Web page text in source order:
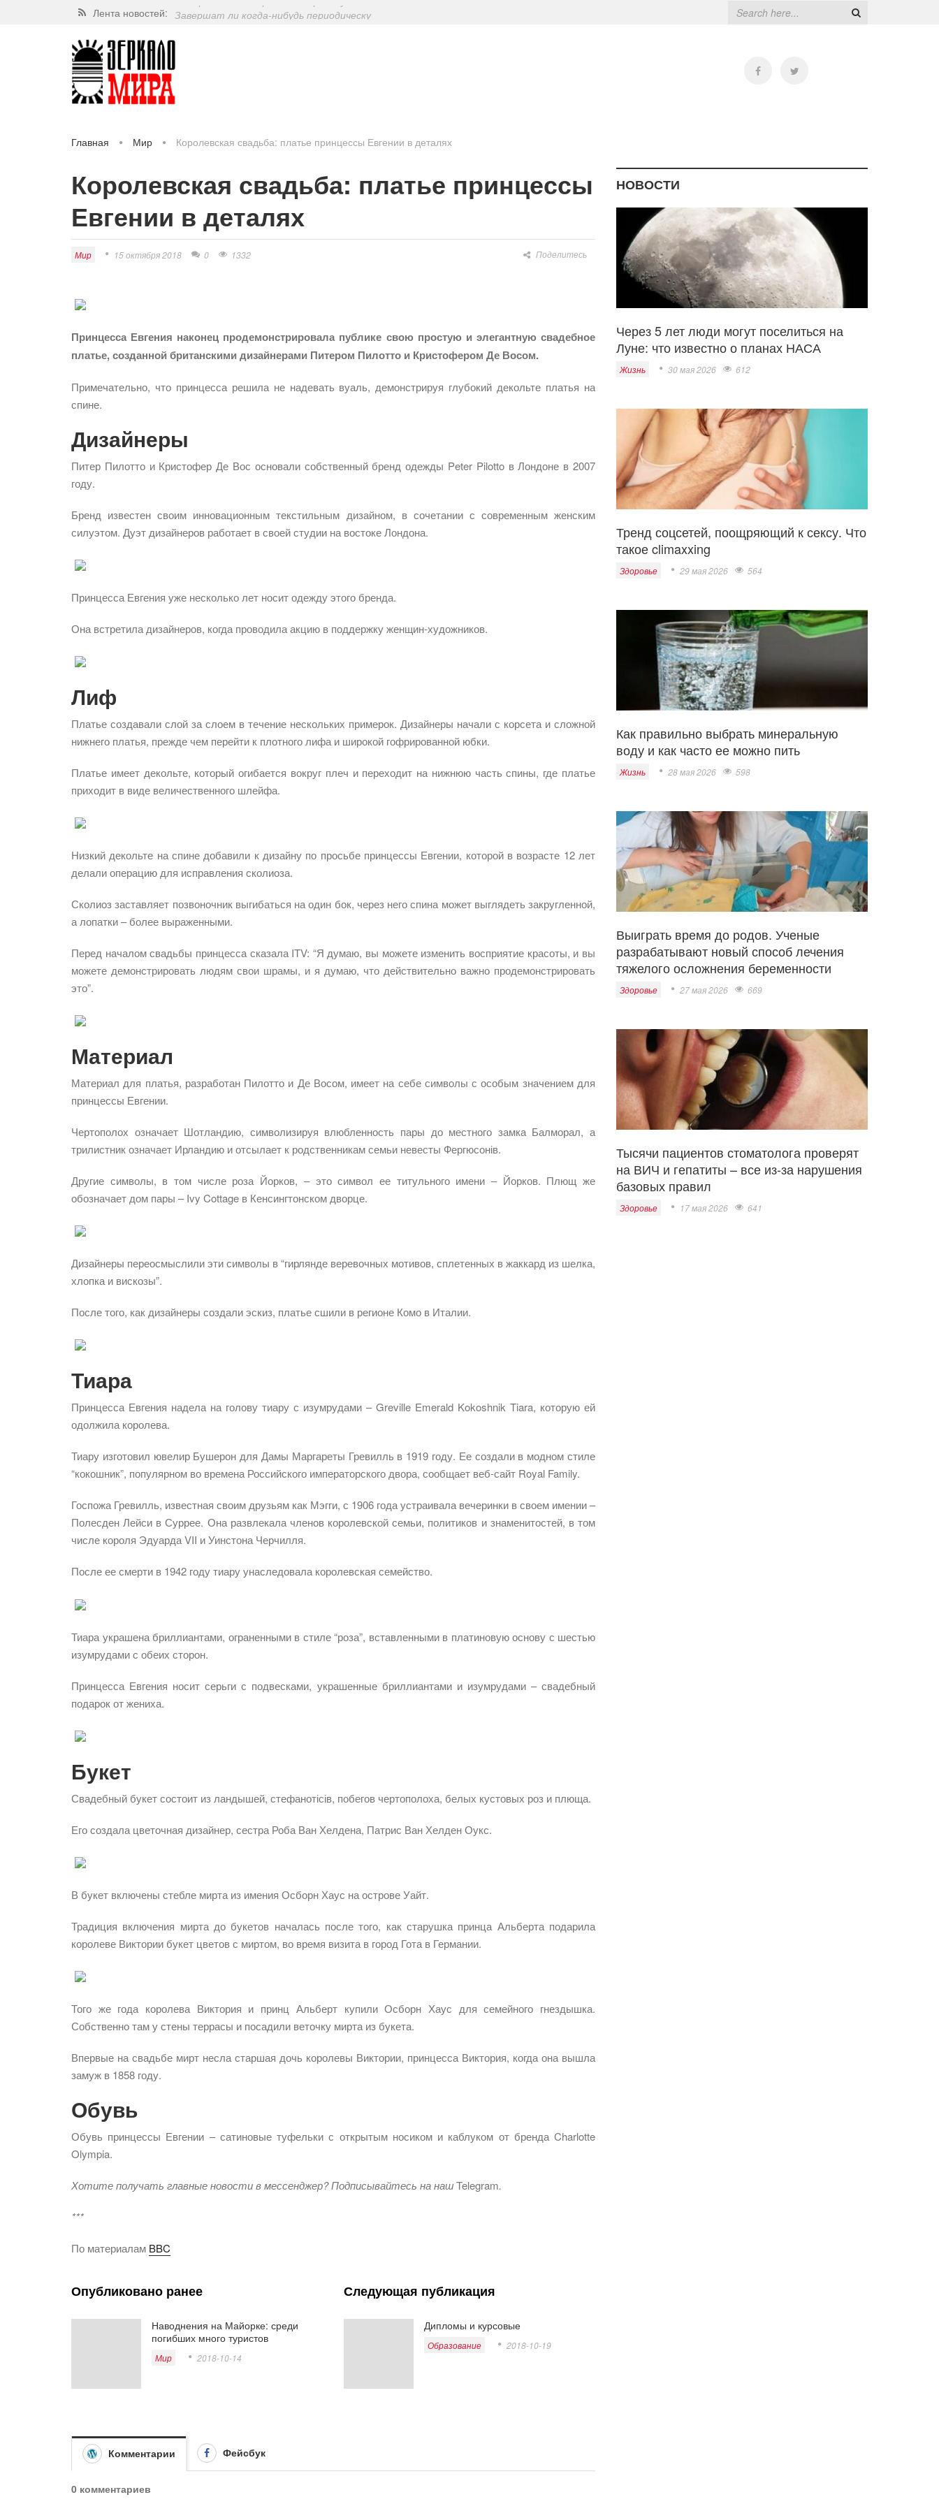
Лента новостей:
Завершат ли когда-нибудь периодическу
Через 5 лет люди могут поселиться на Лу
Главная Мир Королевская свадьба: платье принцессы Евгении в деталях
Королевская свадьба: платье принцессы
Евгении в деталях
Мир 15 октября 2018 0 1332 Поделитесь
Принцесса Евгения наконец продемонстрировала публике свою простую и элегантную свадебное
платье, созданной британскими дизайнерами Питером Пилотто и Кристофером Де Восом.
Примечательно, что принцесса решила не надевать вуаль, демонстрируя глубокий декольте платья на
спине.
Дизайнеры
Питер Пилотто и Кристофер Де Вос основали собственный бренд одежды Peter Pilotto в Лондоне в 2007
году.
Бренд известен своим инновационным текстильным дизайном, в сочетании с современным женским
силуэтом. Дуэт дизайнеров работает в своей студии на востоке Лондона.
Принцесса Евгения уже несколько лет носит одежду этого бренда.
Она встретила дизайнеров, когда проводила акцию в поддержку женщин-художников.
Лиф
Платье создавали слой за слоем в течение нескольких примерок. Дизайнеры начали с корсета и сложной
нижнего платья, прежде чем перейти к плотного лифа и широкой гофрированной юбки.
Платье имеет декольте, который огибается вокруг плеч и переходит на нижнюю часть спины, где платье
приходит в виде величественного шлейфа.
Низкий декольте на спине добавили к дизайну по просьбе принцессы Евгении, которой в возрасте 12 лет
делали операцию для исправления сколиоза.
Сколиоз заставляет позвоночник выгибаться на один бок, через него спина может выглядеть закругленной,
а лопатки – более выраженными.
Перед началом свадьбы принцесса сказала ITV: “Я думаю, вы можете изменить восприятие красоты, и вы
можете демонстрировать людям свои шрамы, и я думаю, что действительно важно продемонстрировать
это”.
Материал
Материал для платья, разработан Пилотто и Де Восом, имеет на себе символы с особым значением для
принцессы Евгении.
Чертополох означает Шотландию, символизируя влюбленность пары до местного замка Балморал, а
трилистник означает Ирландию и отсылает к родственникам семьи невесты Фергюсонів.
Другие символы, в том числе роза Йорков, – это символ ее титульного имени – Йорков. Плющ же
обозначает дом пары – Ivy Cottage в Кенсингтонском дворце.
Дизайнеры переосмыслили эти символы в “гирлянде веревочных мотивов, сплетенных в жаккард из шелка,
хлопка и вискозы”.
После того, как дизайнеры создали эскиз, платье сшили в регионе Комо в Италии.
Тиара
Принцесса Евгения надела на голову тиару с изумрудами – Greville Emerald Kokoshnik Tiara, которую ей
одолжила королева.
Тиару изготовил ювелир Бушерон для Дамы Маргареты Гревилль в 1919 году. Ее создали в модном стиле
“кокошник”, популярном во времена Российского императорского двора, сообщает веб-сайт Royal Family.
Госпожа Гревилль, известная своим друзьям как Мэгги, с 1906 года устраивала вечеринки в своем имении –
Полесден Лейси в Суррее. Она развлекала членов королевской семьи, политиков и знаменитостей, в том
числе короля Эдуарда VII и Уинстона Черчилля.
После ее смерти в 1942 году тиару унаследовала королевская семейство.
Тиара украшена бриллиантами, ограненными в стиле “роза”, вставленными в платиновую основу с шестью
изумрудами с обеих сторон.
Принцесса Евгения носит серьги с подвесками, украшенные бриллиантами и изумрудами – свадебный
подарок от жениха.
Букет
Свадебный букет состоит из ландышей, стефанотісів, побегов чертополоха, белых кустовых роз и плюща.
Его создала цветочная дизайнер, сестра Роба Ван Хелдена, Патрис Ван Хелден Оукс.
В букет включены стебле мирта из имения Осборн Хаус на острове Уайт.
Традиция включения мирта до букетов началась после того, как старушка принца Альберта подарила
королеве Виктории букет цветов с миртом, во время визита в город Гота в Германии.
Того же года королева Виктория и принц Альберт купили Осборн Хаус для семейного гнездышка.
Собственно там у стены террасы и посадили веточку мирта из букета.
Впервые на свадьбе мирт несла старшая дочь королевы Виктории, принцесса Виктория, когда она вышла
замуж в 1858 году.
Обувь
Обувь принцессы Евгении – сатиновые туфельки с открытым носиком и каблуком от бренда Charlotte
Olympia.
Хотите получать главные новости в мессенджер? Подписывайтесь на нашTelegram.
***
По материалам BBC
Опубликовано ранее
Наводнения на Майорке: среди
погибших много туристов
Мир 2018-10-14
Следующая публикация
Дипломы и курсовые
Образование 2018-10-19
Комментарии Фейсбук
0 комментариев
НОВОСТИ
Через 5 лет люди могут поселиться на
Луне: что известно о планах НАСА
Жизнь 30 мая 2026 612
Тренд соцсетей, поощряющий к сексу. Что
такое climaxxing
Здоровье 29 мая 2026 564
Как правильно выбрать минеральную
воду и как часто ее можно пить
Жизнь 28 мая 2026 598
Выиграть время до родов. Ученые
разрабатывают новый способ лечения
тяжелого осложнения беременности
Здоровье 27 мая 2026 669
Тысячи пациентов стоматолога проверят
на ВИЧ и гепатиты – все из-за нарушения
базовых правил
Здоровье 17 мая 2026 641